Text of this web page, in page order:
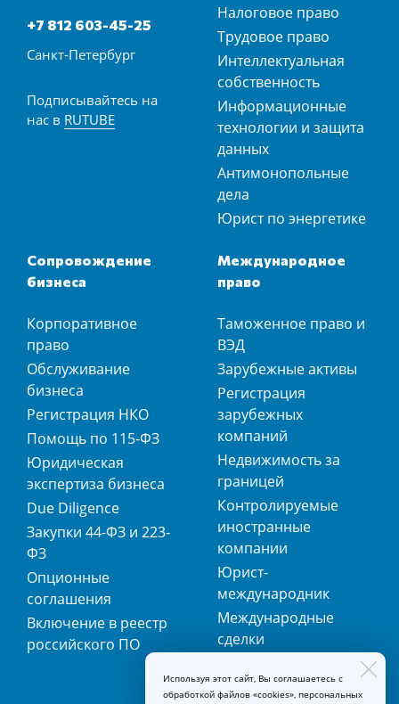
+7 812 603-45-25
Санкт-Петербург
Подписывайтесь на
нас в RUTUBE
Налоговое право
Трудовое право
Интеллектуальная
собственность
Информационные
технологии и защита
данных
Антимонопольные
дела
Юрист по энергетике
Сопровождение
бизнеса
Корпоративное
право
Обслуживание
бизнеса
Регистрация НКО
Помощь по 115-ФЗ
Юридическая
экспертиза бизнеса
Due Diligence
Закупки 44-ФЗ и 223-
ФЗ
Опционные
соглашения
Включение в реестр
российского ПО
Международное
право
Таможенное право и
ВЭД
Зарубежные активы
Регистрация
зарубежных
компаний
Недвижимость за
границей
Контролируемые
иностранные
компании
Юрист-
международник
Международные
сделки
регистрация
Используя этот сайт, Вы соглашаетесь с
обработкой файлов «cookies», персональных